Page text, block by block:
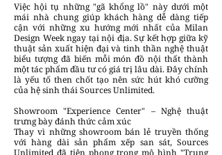
Việc hội tụ những "gã khổng lồ" này dưới một
mái nhà chung giúp khách hàng dễ dàng tiếp
cận với những xu hướng mới nhất của Milan
Design Week ngay tại nội địa. Sự kết hợp giữa kỹ
thuật sản xuất hiện đại và tinh thần nghệ thuật
biểu tượng đã biến mỗi món đồ nội thất thành
một tác phẩm đầu tư có giá trị lâu dài. Đây chính
là yếu tố then chốt tạo nên sức hút khó cưỡng
của hệ sinh thái Sources Unlimited.
Showroom "Experience Center" – Nghệ thuật
trưng bày đánh thức cảm xúc
Thay vì những showroom bán lẻ truyền thống
với hàng dài sản phẩm xếp san sát, Sources
Unlimited đã tiên phong trong mô hình "Trung